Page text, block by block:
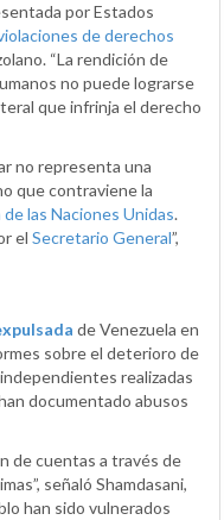
por Estados
de derechos
“La rendición de
no puede lograrse
que infrinja el derecho
no representa una
que contraviene la
las Naciones Unidas.
el Secretario General”,
de Venezuela en
sobre el deterioro de
realizadas
documentado abusos
de cuentas a través de
señaló Shamdasani,
han sido vulnerados